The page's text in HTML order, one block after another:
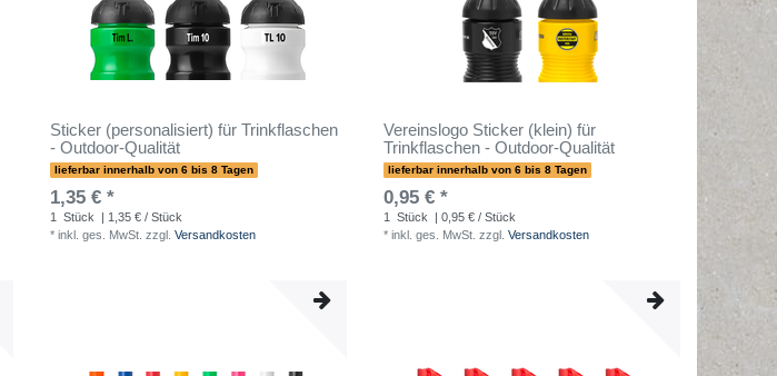
Sticker (personalisiert) für Trinkflaschen
- Outdoor-Qualität
lieferbar innerhalb von 6 bis 8 Tagen
1,35 € *
1 Stück
| 1,35 € / Stück
* inkl. ges. MwSt. zzgl. Versandkosten
Vereinslogo Sticker (klein) für
Trinkflaschen - Outdoor-Qualität
lieferbar innerhalb von 6 bis 8 Tagen
0,95 € *
1 Stück
| 0,95 € / Stück
* inkl. ges. MwSt. zzgl. Versandkosten